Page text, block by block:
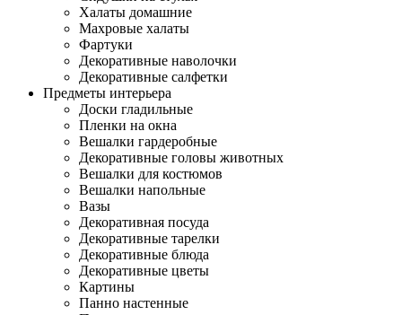
Халаты домашние
Махровые халаты
Фартуки
Декоративные наволочки
Декоративные салфетки
Предметы интерьера
Доски гладильные
Пленки на окна
Вешалки гардеробные
Декоративные головы животных
Вешалки для костюмов
Вешалки напольные
Вазы
Декоративная посуда
Декоративные тарелки
Декоративные блюда
Декоративные цветы
Картины
Панно настенные